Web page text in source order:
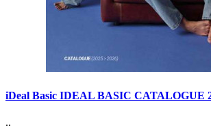
iDeal Basic IDEAL BASIC CATALOGUE
..